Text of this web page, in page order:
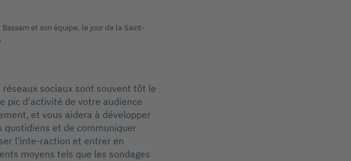
et son équipe, le jour de la Saint-
sociaux sont souvent tôt le
pic d'activité de votre audience
et vous aidera à développer
et de communiquer
l'inte-raction et entrer en
moyens tels que les sondages